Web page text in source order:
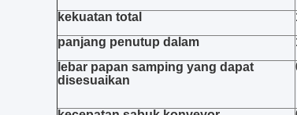
kekuatan total
panjang penutup dalam
lebar papan samping yang dapat
disesuaikan